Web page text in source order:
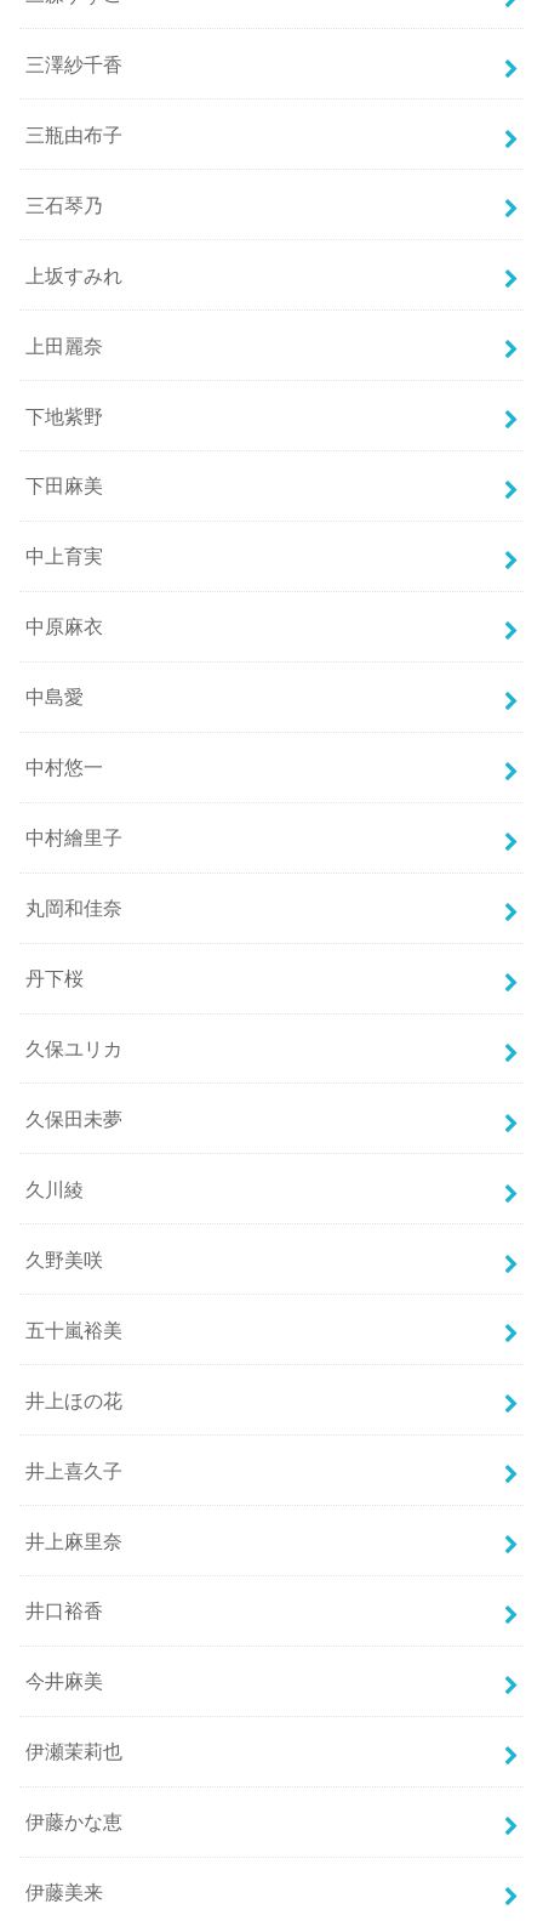
三澤紗千香
三瓶由布子
三石琴乃
上坂すみれ
上田麗奈
下地紫野
下田麻美
中上育実
中原麻衣
中島愛
中村悠一
中村繪里子
丸岡和佳奈
丹下桜
久保ユリカ
久保田未夢
久川綾
久野美咲
五十嵐裕美
井上ほの花
井上喜久子
井上麻里奈
井口裕香
今井麻美
伊瀬茉莉也
伊藤かな恵
伊藤美来